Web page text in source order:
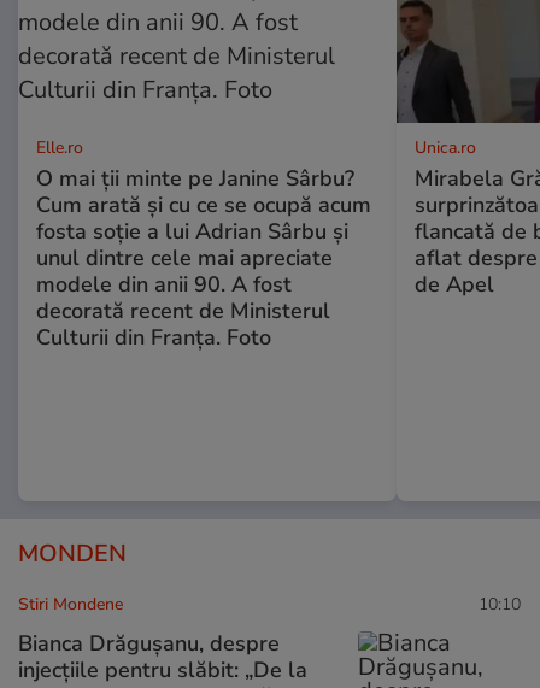
Elle.ro
O mai ții minte pe Janine Sârbu?
Cum arată și cu ce se ocupă acum
fosta soție a lui Adrian Sârbu și
unul dintre cele mai apreciate
modele din anii 90. A fost
decorată recent de Ministerul
Culturii din Franța. Foto
Unica.ro
Mirabela
flancată de
aflat
de Apel
MONDEN
Stiri Mondene 10:10
Bianca Drăgușanu, despre
injecțiile pentru slăbit: „De la